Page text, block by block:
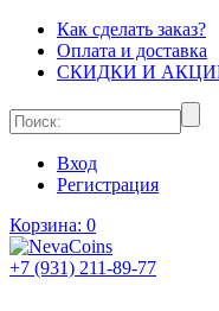
Как сделать заказ?
Оплата и доставка
СКИДКИ И
Вход
Регистрация
Корзина: 0
+7 (931) 211-89-77